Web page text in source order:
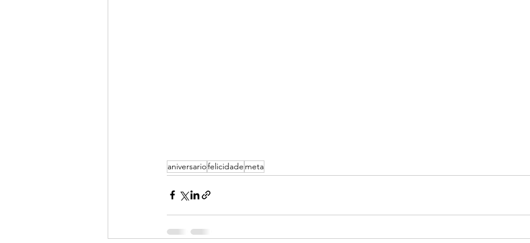
aniversariofelicidade meta